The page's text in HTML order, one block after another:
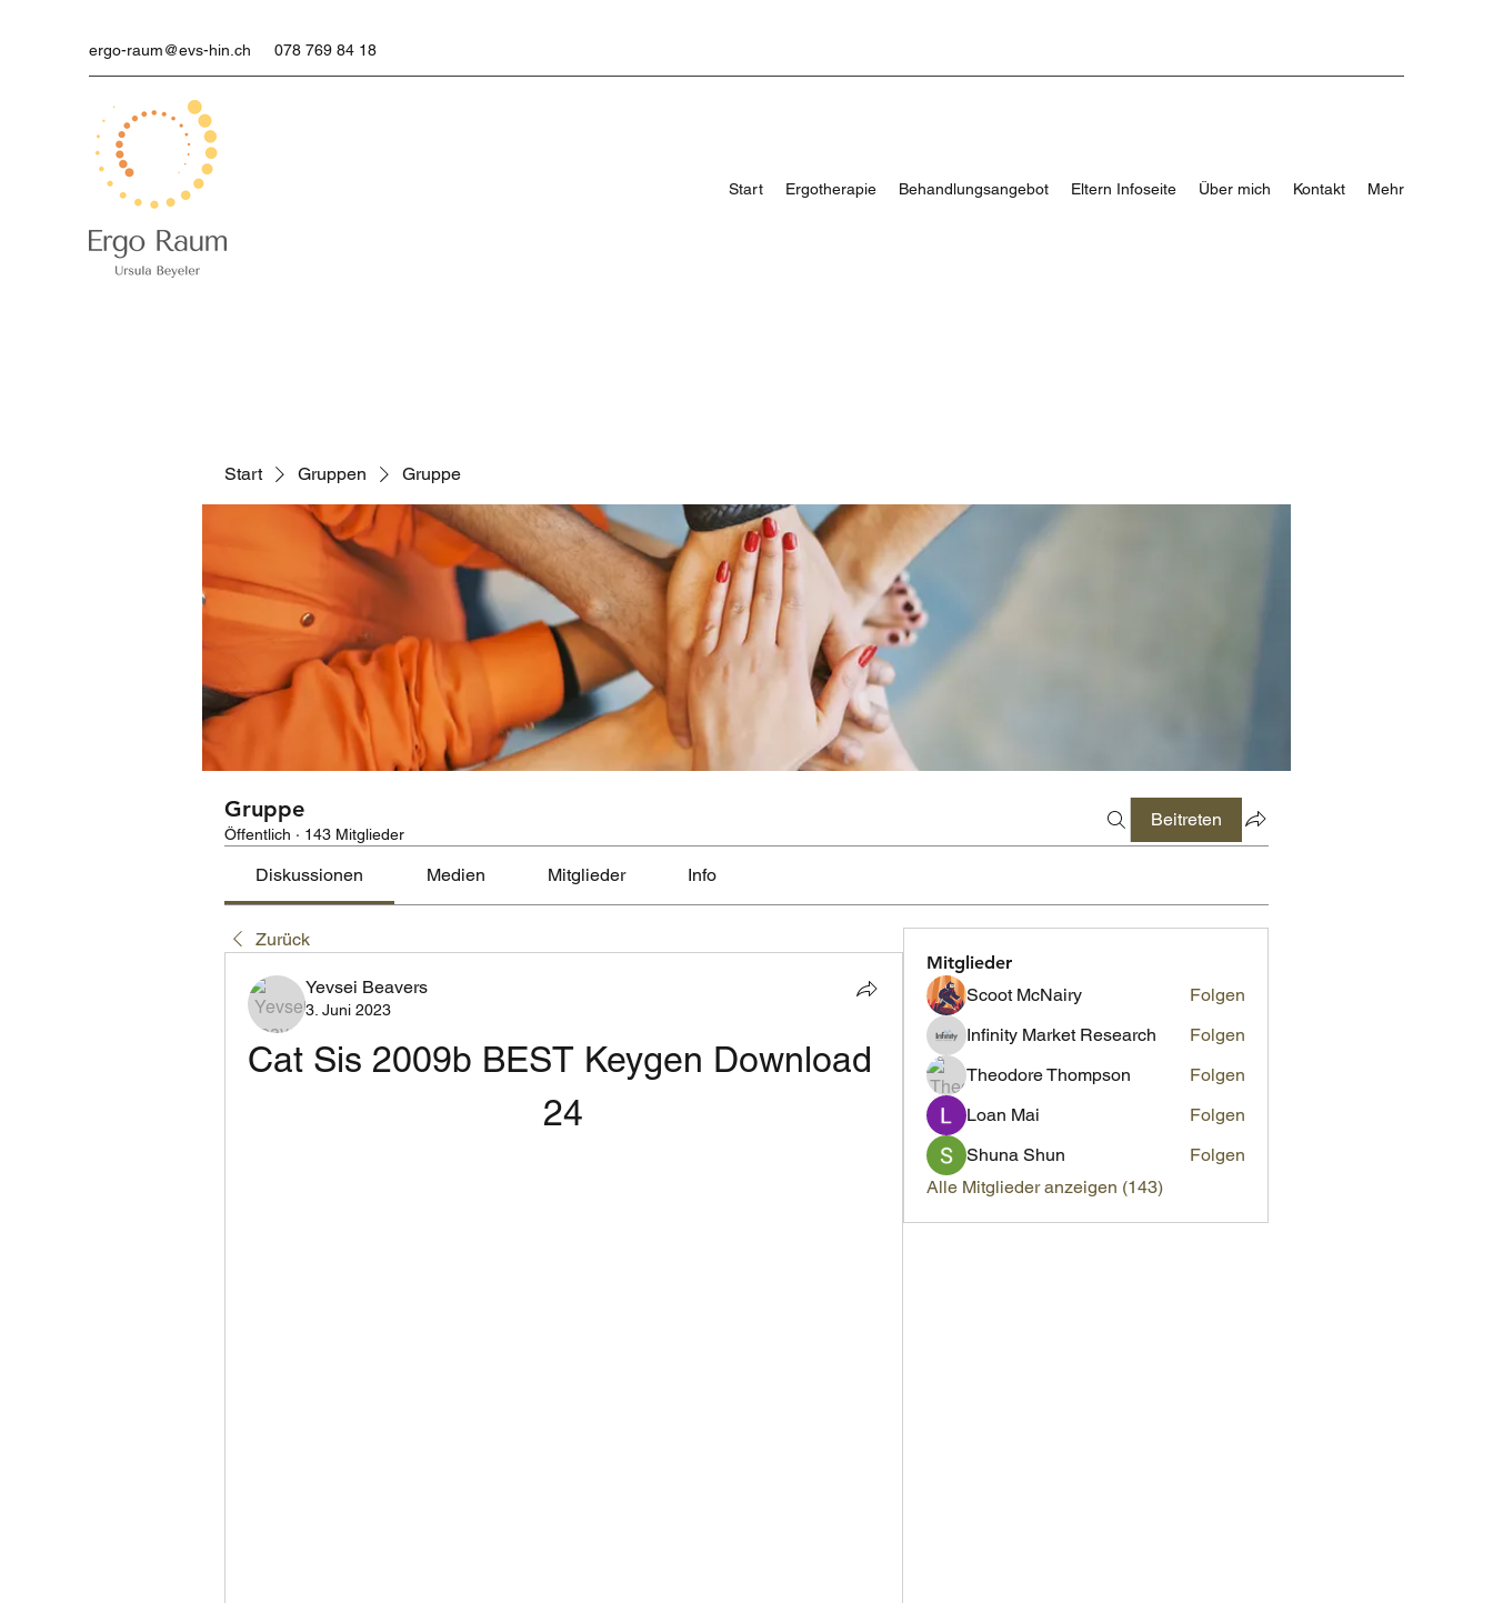
ergo-raum@evs-hin.ch 078 769 84 18
Start Ergotherapie Behandlungsangebot Eltern Infoseite Über mich Kontakt Mehr
Start Gruppen Gruppe
Gruppe
Öffentlich · 143 Mitglieder
Beitreten
Diskussionen Medien Mitglieder Info
Zurück
Yevsei Beavers
3. Juni 2023
Cat Sis 2009b BEST Keygen Download
24
Mitglieder
Scoot McNairy
Folgen
Infinity Market Research
Folgen
Theodore Thompson
Folgen
Loan Mai
Folgen
Shuna Shun
Folgen
Alle Mitglieder anzeigen (143)